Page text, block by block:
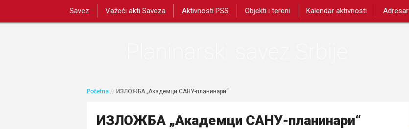
Savez Važeći akti Saveza Aktivnosti PSS Objekti i tereni Kalendar aktivnosti Adresar
Početna // ИЗЛОЖБА „Академци САНУ-планинари“
ИЗЛОЖБА „Академци САНУ-планинари“